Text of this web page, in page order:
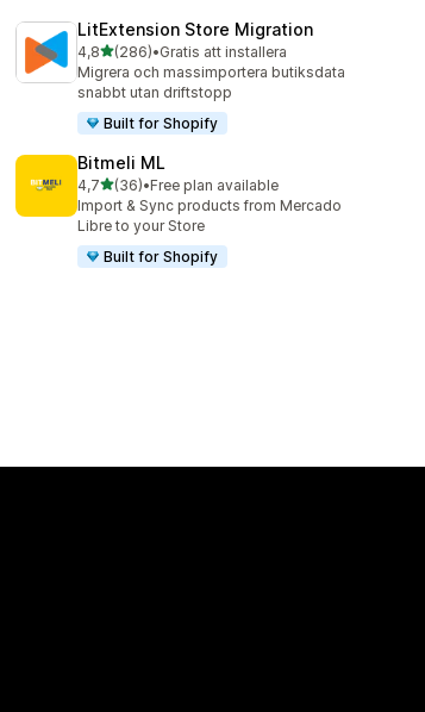
LitExtension Store Migration
4,8av 5 stjärnor
(286)
286 recensioner totalt
•Gratis att installera
Migrera och massimportera butiksdata
snabbt utan driftstopp
Built for Shopify
Bitmeli ML
4,7av 5 stjärnor
(36)
36 recensioner totalt
•Free plan available
Import & Sync products from Mercado
Libre to your Store
Built for Shopify